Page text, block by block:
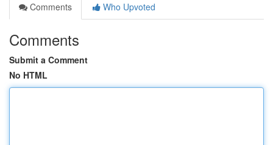
Comments
Who Upvoted
Comments
Submit a Comment
No HTML